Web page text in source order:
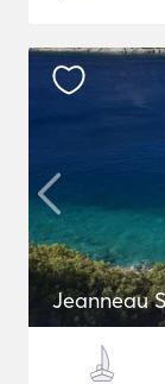
Jeanneau